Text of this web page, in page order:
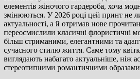
елементів жіночого гардероба, хоча
змінюються. У 2026 році цей принт не
актуальності, а й отримав нове
переосмислили класичні флористичні
більш стриманими, елегантними та
сучасного стилю життя. Саме тому
виглядають набагато актуальніше, ніж
стереотипними романтичними